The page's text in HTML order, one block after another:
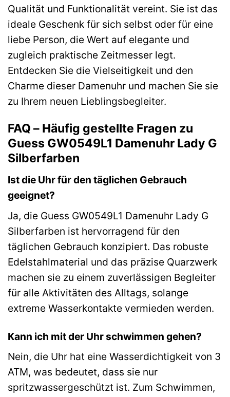
Qualität und Funktionalität vereint. Sie ist das
ideale Geschenk für sich selbst oder für eine
liebe Person, die Wert auf elegante und
zugleich praktische Zeitmesser legt.
Entdecken Sie die Vielseitigkeit und den
Charme dieser Damenuhr und machen Sie sie
zu Ihrem neuen Lieblingsbegleiter.
FAQ – Häufig gestellte Fragen zu
Guess GW0549L1 Damenuhr Lady G
Silberfarben
Ist die Uhr für den täglichen Gebrauch
geeignet?
Ja, die Guess GW0549L1 Damenuhr Lady G
Silberfarben ist hervorragend für den
täglichen Gebrauch konzipiert. Das robuste
Edelstahlmaterial und das präzise Quarzwerk
machen sie zu einem zuverlässigen Begleiter
für alle Aktivitäten des Alltags, solange
extreme Wasserkontakte vermieden werden.
Kann ich mit der Uhr schwimmen gehen?
Nein, die Uhr hat eine Wasserdichtigkeit von 3
ATM, was bedeutet, dass sie nur
spritzwassergeschützt ist. Zum Schwimmen,